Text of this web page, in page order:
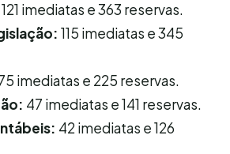
121 imediatas e 363 reservas.
115 imediatas e 345
imediatas e 225 reservas.
47 imediatas e 141 reservas.
42 imediatas e 126